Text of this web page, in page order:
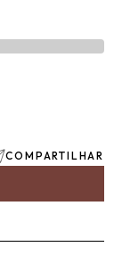
COMPARTILHAR